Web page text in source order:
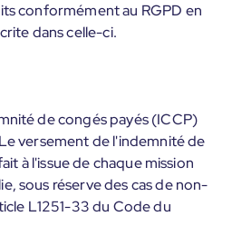
conformément au RGPD en
dans celle-ci.
de congés payés (ICCP)
versement de l'indemnité de
à l'issue de chaque mission
sous réserve des cas de non-
L1251-33 du Code du